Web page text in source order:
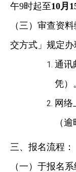
午9时起至10月
（三）审查资
交方式」规定办
通讯
凭）
网络
（
三、报名流程：
（一）于报名